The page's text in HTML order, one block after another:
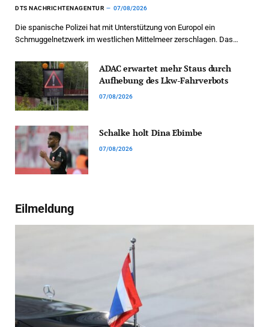
DTS NACHRICHTENAGENTUR 07/08/2026
Die spanische Polizei hat mit Unterstützung von Europol ein
Schmuggelnetzwerk im westlichen Mittelmeer zerschlagen. Das…
ADAC erwartet mehr Staus durch
Aufhebung des Lkw-Fahrverbots
07/08/2026
Schalke holt Dina Ebimbe
07/08/2026
Eilmeldung